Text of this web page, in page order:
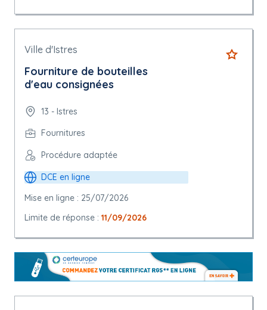
Ville d'Istres
Fourniture de bouteilles
d'eau consignées
13 - Istres
Fournitures
Procédure adaptée
DCE en ligne
Mise en ligne : 25/07/2026
Limite de réponse : 11/09/2026